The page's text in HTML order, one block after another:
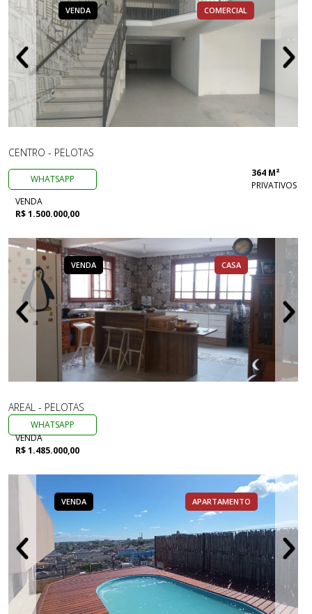
VENDA COMERCIAL
CENTRO - PELOTAS
WHATSAPP
364 M²
PRIVATIVOS
VENDA
R$ 1.500.000,00
VENDA CASA
AREAL - PELOTAS
WHATSAPP
VENDA
R$ 1.485.000,00
VENDA APARTAMENTO